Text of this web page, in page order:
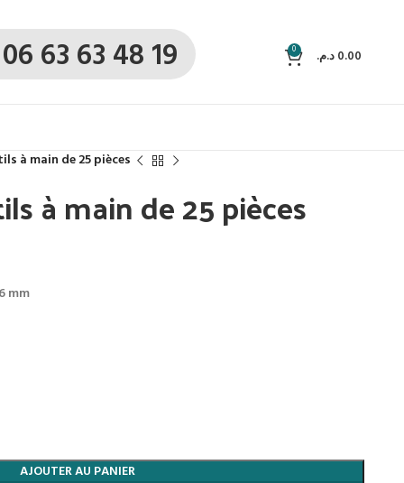
06 63 63 48 19 0 0.00د.م.
à main de 25 pièces
à main de 25 pièces
mm
AJOUTER AU PANIER